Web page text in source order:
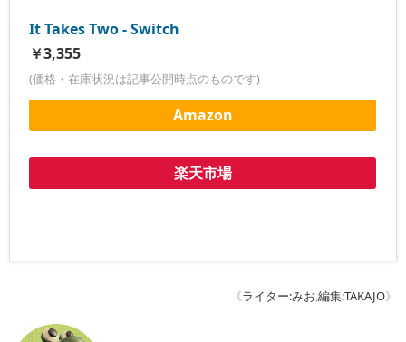
It Takes Two - Switch
￥3,355
(価格・在庫状況は記事公開時点のものです)
Amazon
楽天市場
《ライター:みお,編集:TAKAJO》